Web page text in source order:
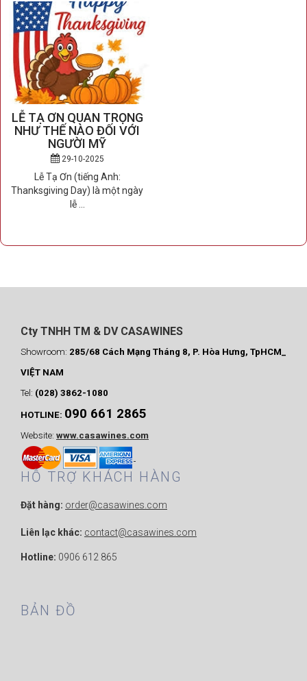
Cty TNHH TM & DV CASAWINES
Showroom: 285/68 Cách Mạng Tháng 8, P. Hòa Hưng, TpHCM_
VIỆT NAM
Tel: (028) 3862-1080
HOTLINE: 090 661 2865
Website: www.casawines.com
HỖ TRỢ KHÁCH HÀNG
Đặt hàng: order@casawines.com
Liên lạc khác: contact@casawines.com
Hotline: 0906 612 865
BẢN ĐỒ